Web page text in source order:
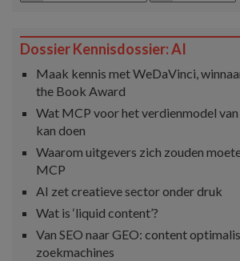
Dossier Kennisdossier: AI
Maak kennis met WeDaVinci,
the Book Award
Wat MCP voor het verdienmodel
kan doen
Waarom uitgevers zich zouden
MCP
AI zet creatieve sector onder druk
Wat is ‘liquid content’?
Van SEO naar GEO: content
zoekmachines